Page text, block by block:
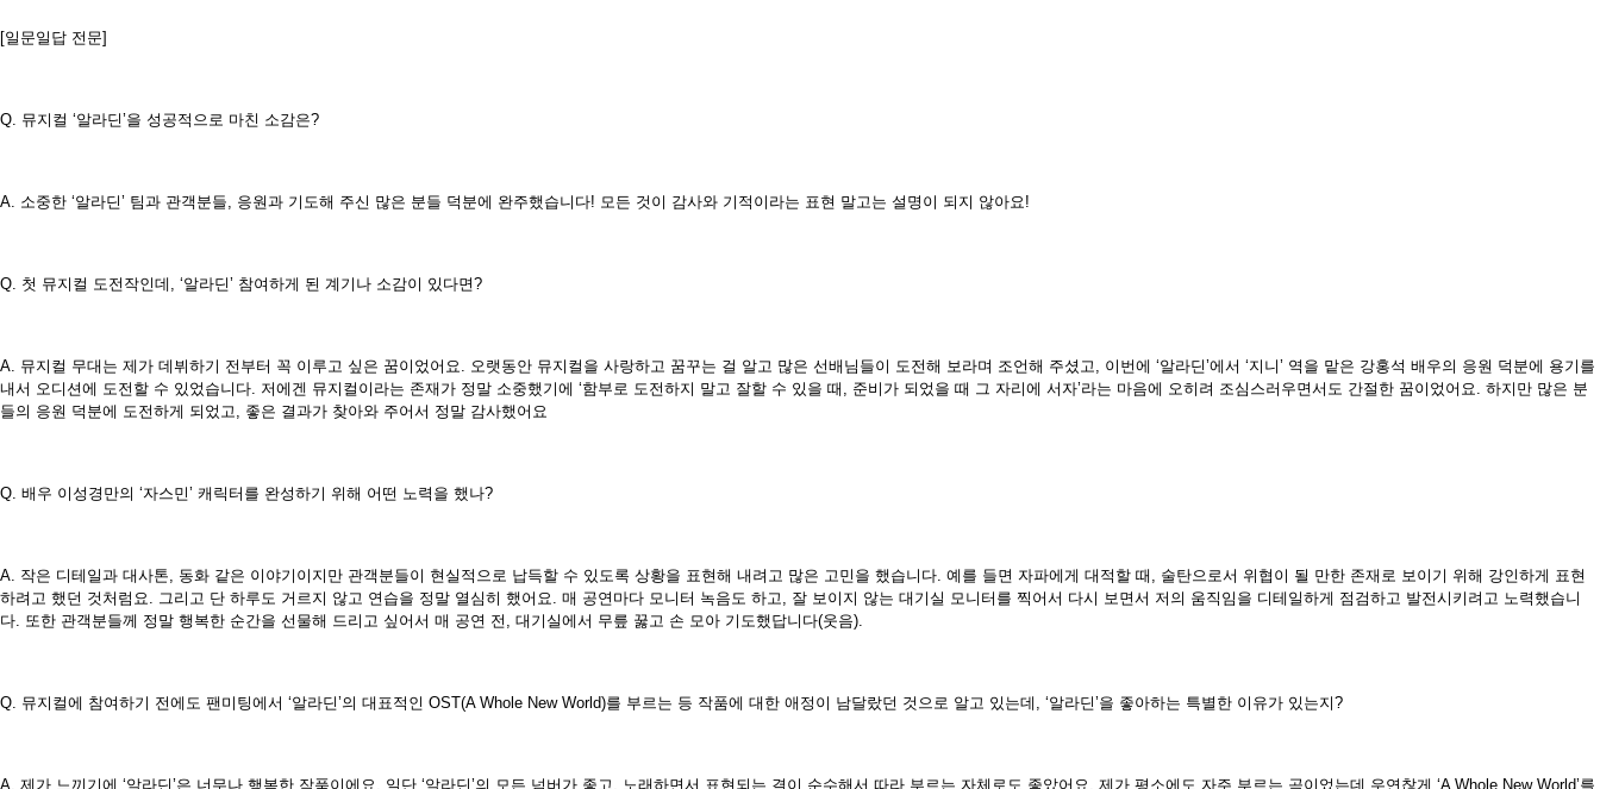
[일문일답 전문]
Q. 뮤지컬 ‘알라딘’을 성공적으로 마친 소감은?
A. 소중한 ‘알라딘’ 팀과 관객분들, 응원과 기도해 주신 많은 분들 덕분에 완주했습니다! 모든 것이 감사와 기적이라는 표현 말고는 설명이 되지 않아요!
Q. 첫 뮤지컬 도전작인데, ‘알라딘’ 참여하게 된 계기나 소감이 있다면?
A. 뮤지컬 무대는 제가 데뷔하기 전부터 꼭 이루고 싶은 꿈이었어요. 오랫동안 뮤지컬을 사랑하고 꿈꾸는 걸 알고 많은 선배님들이 도전해 보라며 조언해 주셨고, 이번에 ‘알라딘’에서 ‘지니’ 역을 맡은 강홍석 배우의 응원 덕분에 용기를
내서 오디션에 도전할 수 있었습니다. 저에겐 뮤지컬이라는 존재가 정말 소중했기에 ‘함부로 도전하지 말고 잘할 수 있을 때, 준비가 되었을 때 그 자리에 서자’라는 마음에 오히려 조심스러우면서도 간절한 꿈이었어요. 하지만 많은 분
들의 응원 덕분에 도전하게 되었고, 좋은 결과가 찾아와 주어서 정말 감사했어요
Q. 배우 이성경만의 ‘자스민’ 캐릭터를 완성하기 위해 어떤 노력을 했나?
A. 작은 디테일과 대사톤, 동화 같은 이야기이지만 관객분들이 현실적으로 납득할 수 있도록 상황을 표현해 내려고 많은 고민을 했습니다. 예를 들면 자파에게 대적할 때, 술탄으로서 위협이 될 만한 존재로 보이기 위해 강인하게 표현
하려고 했던 것처럼요. 그리고 단 하루도 거르지 않고 연습을 정말 열심히 했어요. 매 공연마다 모니터 녹음도 하고, 잘 보이지 않는 대기실 모니터를 찍어서 다시 보면서 저의 움직임을 디테일하게 점검하고 발전시키려고 노력했습니
다. 또한 관객분들께 정말 행복한 순간을 선물해 드리고 싶어서 매 공연 전, 대기실에서 무릎 꿇고 손 모아 기도했답니다(웃음).
Q. 뮤지컬에 참여하기 전에도 팬미팅에서 ‘알라딘’의 대표적인 OST(A Whole New World)를 부르는 등 작품에 대한 애정이 남달랐던 것으로 알고 있는데, ‘알라딘’을 좋아하는 특별한 이유가 있는지?
A. 제가 느끼기에 ‘알라딘’은 너무나 행복한 작품이에요. 일단 ‘알라딘’의 모든 넘버가 좋고, 노래하면서 표현되는 결이 순수해서 따라 부르는 자체로도 좋았어요. 제가 평소에도 자주 부르는 곡이었는데 우연찮게 ‘A Whole New World’를